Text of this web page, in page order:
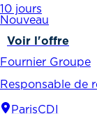
10 jours
Nouveau
Voir l'offre
Fournier Groupe
Responsable de
ParisCDI